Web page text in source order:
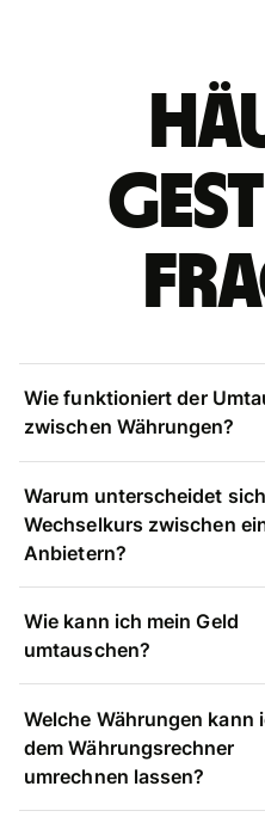
Wie funktioniert der
zwischen Währungen?
Warum unterscheidet
Wechselkurs zwischen
Anbietern?
Wie kann ich mein Geld
umtauschen?
Welche Währungen kann
dem Währungsrechner
umrechnen lassen?